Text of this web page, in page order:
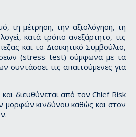
τη μέτρηση, την αξιολόγηση, τη
κατά τρόπο ανεξάρτητο, τις
και το Διοικητικό Συμβούλιο,
(stress test) σύμφωνα με τα
συντάσσει τις απαιτούμενες για
διευθύνεται από τον Chief Risk
μορφών κινδύνου καθώς και στον